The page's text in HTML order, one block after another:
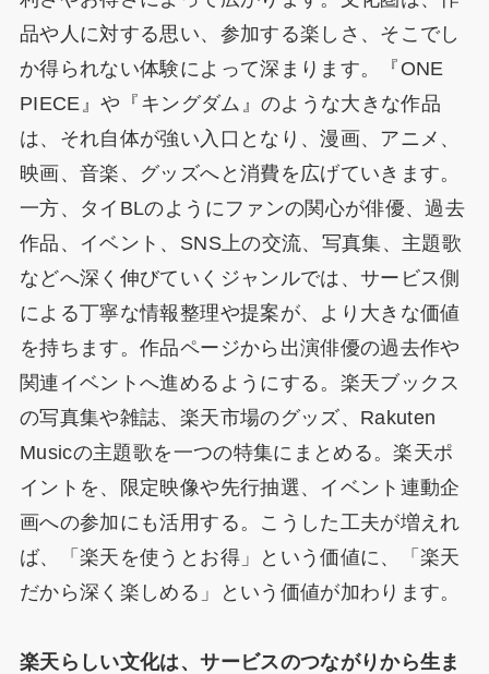
品や人に対する思い、参加する楽しさ、そこでし
か得られない体験によって深まります。『ONE
PIECE』や『キングダム』のような大きな作品
は、それ自体が強い入口となり、漫画、アニメ、
映画、音楽、グッズへと消費を広げていきます。
一方、タイBLのようにファンの関心が俳優、過去
作品、イベント、SNS上の交流、写真集、主題歌
などへ深く伸びていくジャンルでは、サービス側
による丁寧な情報整理や提案が、より大きな価値
を持ちます。作品ページから出演俳優の過去作や
関連イベントへ進めるようにする。楽天ブックス
の写真集や雑誌、楽天市場のグッズ、Rakuten
Musicの主題歌を一つの特集にまとめる。楽天ポ
イントを、限定映像や先行抽選、イベント連動企
画への参加にも活用する。こうした工夫が増えれ
ば、「楽天を使うとお得」という価値に、「楽天
だから深く楽しめる」という価値が加わります。
楽天らしい文化は、サービスのつながりから生ま